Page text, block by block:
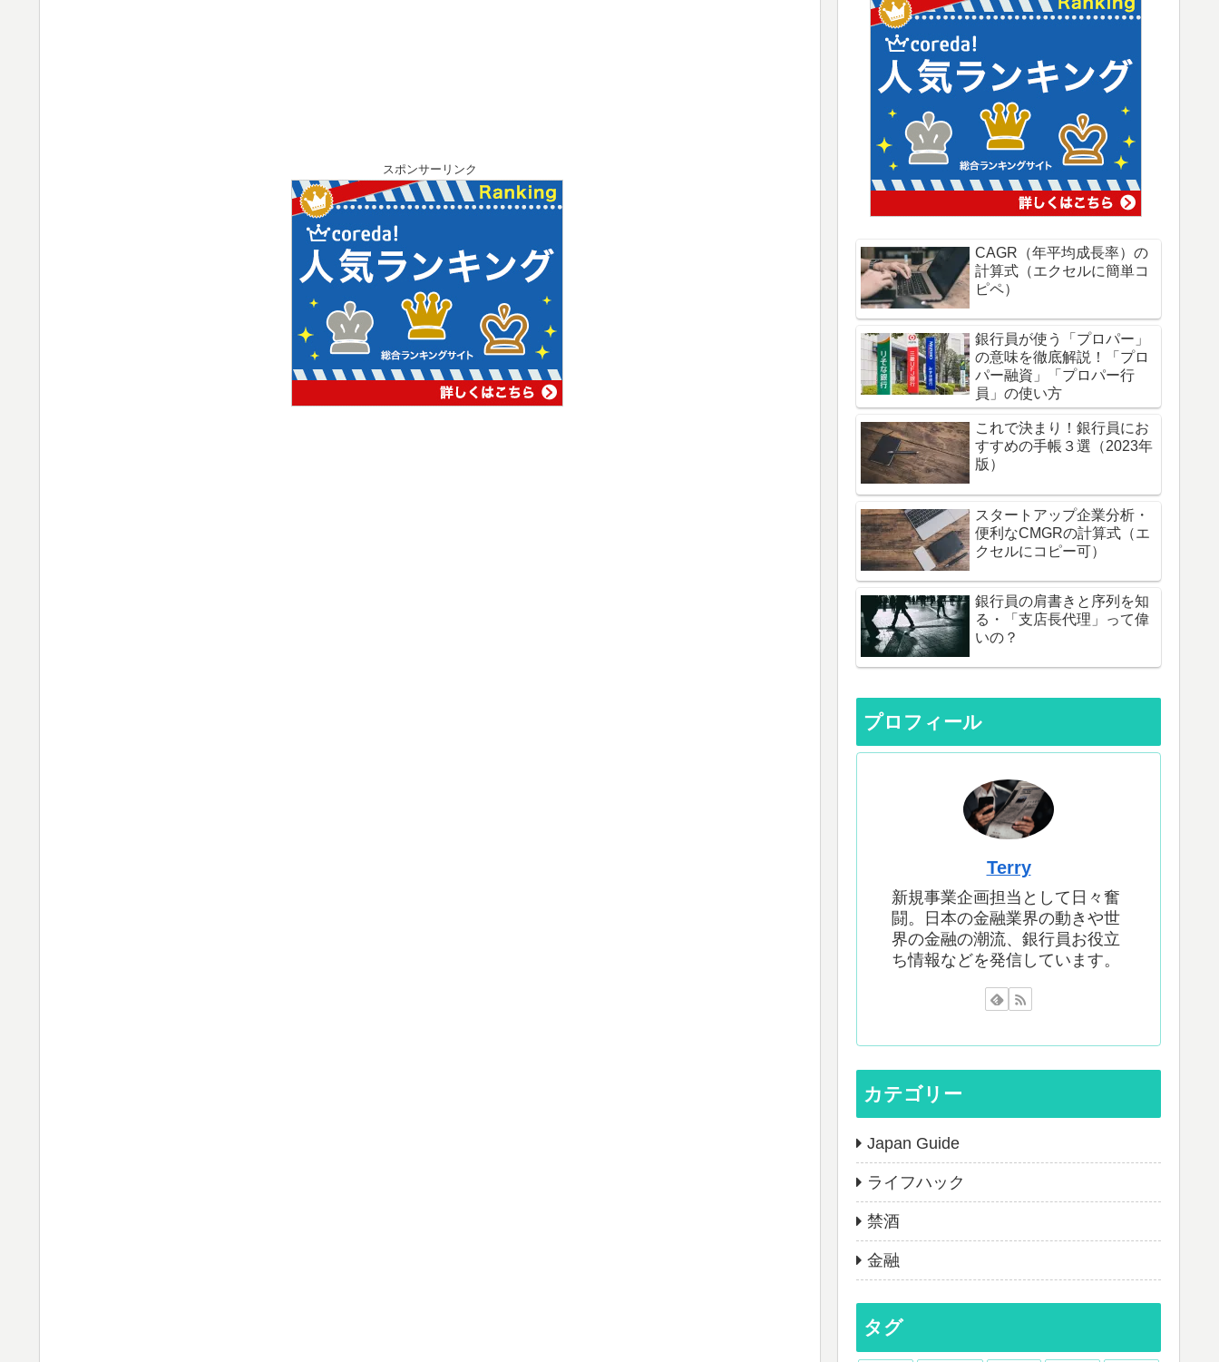
スポンサーリンク
CAGR（年平均成長率）の
計算式（エクセルに簡単コ
ピペ）
銀行員が使う「プロパー」
の意味を徹底解説！「プロ
パー融資」「プロパー行
員」の使い方
これで決まり！銀行員にお
すすめの手帳３選（2023年
版）
スタートアップ企業分析・
便利なCMGRの計算式（エ
クセルにコピー可）
銀行員の肩書きと序列を知
る・「支店長代理」って偉
いの？
プロフィール
Terry
新規事業企画担当として日々奮
闘。日本の金融業界の動きや世
界の金融の潮流、銀行員お役立
ち情報などを発信しています。
カテゴリー
Japan Guide
ライフハック
禁酒
金融
タグ